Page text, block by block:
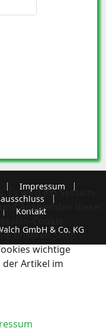
Impressum
Kontakt
GmbH & Co. KG
Es wird ein Session-
Ausblenden dieser
Cookie
unseren Shop
wichtige
der Artikel im